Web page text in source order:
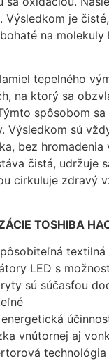
Výsledkom je
na molekuly
tepelného
na ktorý sa
spôsobom
Výsledkom sú
bez hromadenia
čistá, udržuje
cirkuluje zdravý
TOSHIBA
textilná
LED s
sú súčasťou
vnútornej aj
technológia